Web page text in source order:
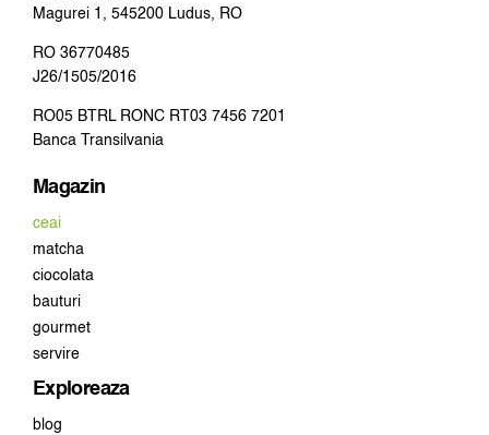
Magurei 1, 545200 Ludus, RO
RO 36770485
J26/1505/2016
RO05 BTRL RONC RT03 7456 7201
Banca Transilvania
Magazin
ceai
matcha
ciocolata
bauturi
gourmet
servire
Exploreaza
blog